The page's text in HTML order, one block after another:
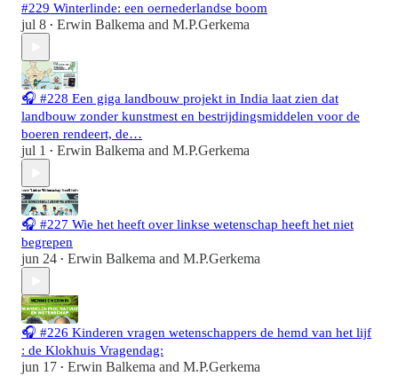
#229 Winterlinde: een oernederlandse boom
jul 8 • Erwin Balkema and M.P.Gerkema
🎧 #228 Een giga landbouw projekt in India laat zien dat
landbouw zonder kunstmest en bestrijdingsmiddelen voor de
boeren rendeert, de…
jul 1 • Erwin Balkema and M.P.Gerkema
🎧 #227 Wie het heeft over linkse wetenschap heeft het niet
begrepen
jun 24 • Erwin Balkema and M.P.Gerkema
🎧 #226 Kinderen vragen wetenschappers de hemd van het lijf
: de Klokhuis Vragendag:
jun 17 • Erwin Balkema and M.P.Gerkema